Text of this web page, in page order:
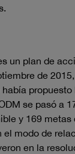
un plan de
de
se pasó a
y 169 metas
el modo de
en la